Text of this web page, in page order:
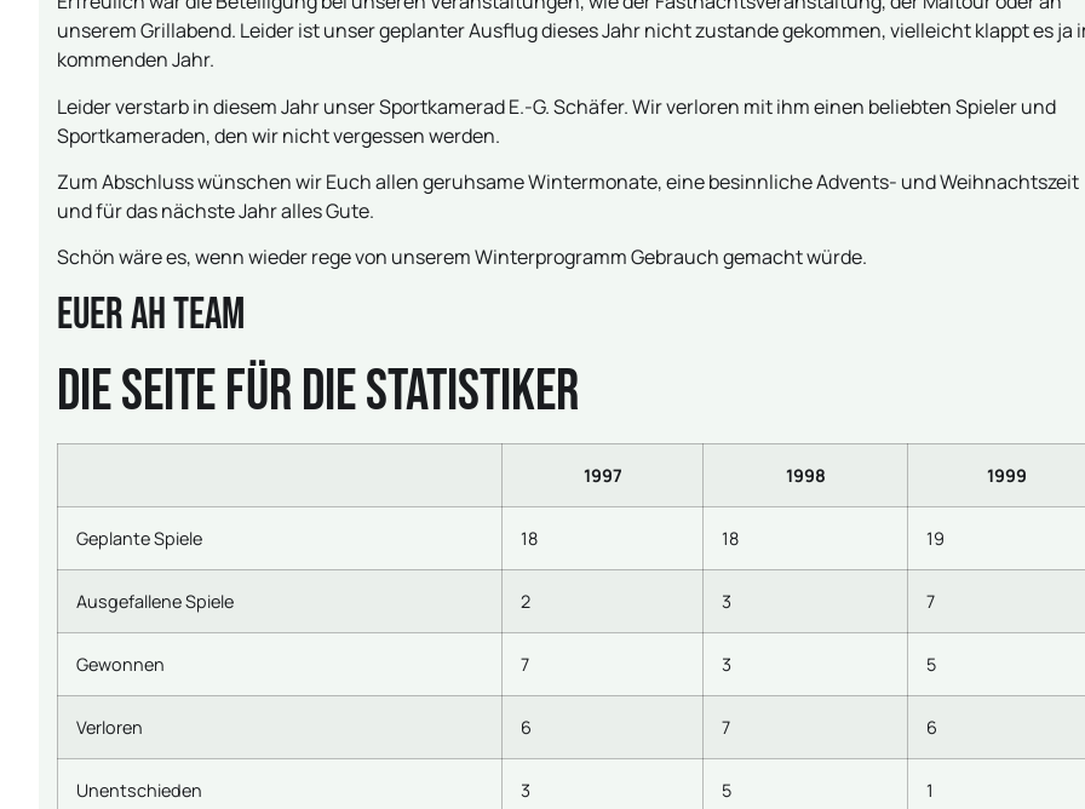
unserem Grillabend. Leider ist unser geplanter Ausflug dieses Jahr nicht zustande gekommen, vielleicht klappt es ja
kommenden Jahr.
Leider verstarb in diesem Jahr unser Sportkamerad E.-G. Schäfer. Wir verloren mit ihm einen beliebten Spieler und
Sportkameraden, den wir nicht vergessen werden.
Zum Abschluss wünschen wir Euch allen geruhsame Wintermonate, eine besinnliche Advents- und Weihnachtszeit
und für das nächste Jahr alles Gute.
Schön wäre es, wenn wieder rege von unserem Winterprogramm Gebrauch gemacht würde.
Euer AH Team
Die Seite für die Statistiker
1997 1998 1999
Geplante Spiele 18 18 19
Ausgefallene Spiele 2 3 7
Gewonnen 7 3 5
Verloren 6 7 6
Unentschieden 3 5 1